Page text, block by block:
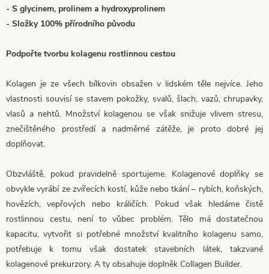
- S glycinem, prolinem a hydroxyprolinem
- Složky 100% přírodního původu
Podpořte tvorbu kolagenu rostlinnou cestou
Kolagen je ze všech bílkovin obsažen v lidském těle nejvíce. Jeho
vlastnosti souvisí se stavem pokožky, svalů, šlach, vazů, chrupavky,
vlasů a nehtů. Množství kolagenou se však snižuje vlivem stresu,
znečištěného prostředí a nadměrné zátěže, je proto dobré jej
doplňovat.
Obzvláště, pokud pravidelně sportujeme. Kolagenové doplňky se
obvykle vyrábí ze zvířecích kostí, kůže nebo tkání – rybích, koňských,
hovězích, vepřových nebo králičích. Pokud však hledáme čistě
rostlinnou cestu, není to vůbec problém. Tělo má dostatečnou
kapacitu, vytvořit si potřebné množství kvalitního kolagenu samo,
potřebuje k tomu však dostatek stavebních látek, takzvané
kolagenové prekurzory. A ty obsahuje doplněk Collagen Builder.